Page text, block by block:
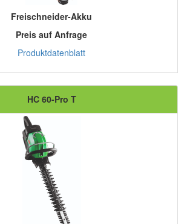
Freischneider-Akku
Preis auf Anfrage
Produktdatenblatt
HC 60-Pro T